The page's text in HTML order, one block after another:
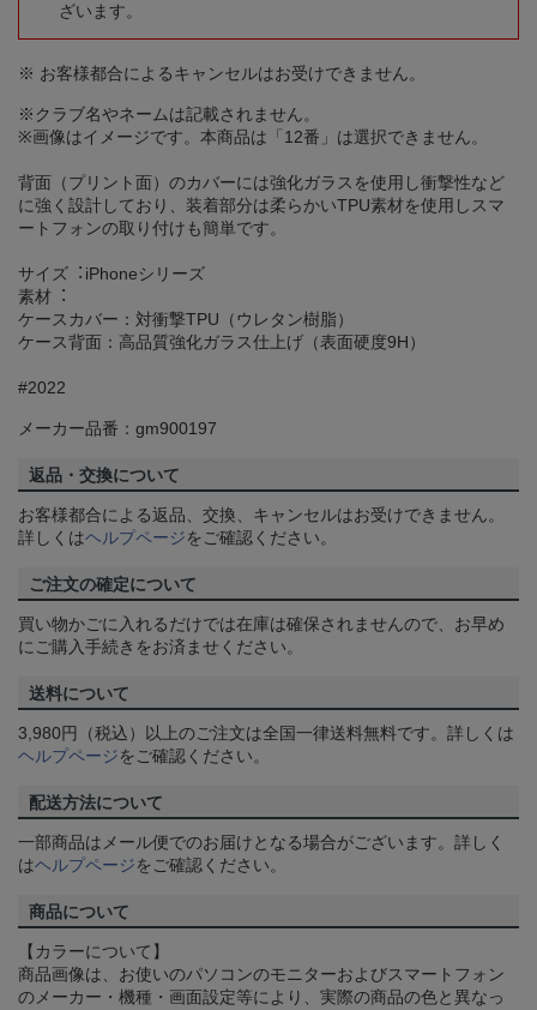
ざいます。
※ お客様都合によるキャンセルはお受けできません。
※クラブ名やネームは記載されません。
※画像はイメージです。本商品は「12番」は選択できません。
背面（プリント面）のカバーには強化ガラスを使用し衝撃性など
に強く設計しており、装着部分は柔らかいTPU素材を使用しスマ
ートフォンの取り付けも簡単です。
サイズ︓iPhoneシリーズ
素材︓
ケースカバー：対衝撃TPU（ウレタン樹脂）
ケース背面：高品質強化ガラス仕上げ（表面硬度9H）
#2022
メーカー品番：gm900197
返品・交換について
お客様都合による返品、交換、キャンセルはお受けできません。
詳しくはヘルプページをご確認ください。
ご注文の確定について
買い物かごに入れるだけでは在庫は確保されませんので、お早め
にご購入手続きをお済ませください。
送料について
3,980円（税込）以上のご注文は全国一律送料無料です。詳しくは
ヘルプページをご確認ください。
配送方法について
一部商品はメール便でのお届けとなる場合がございます。詳しく
はヘルプページをご確認ください。
商品について
【カラーについて】
商品画像は、お使いのパソコンのモニターおよびスマートフォン
のメーカー・機種・画面設定等により、実際の商品の色と異なっ